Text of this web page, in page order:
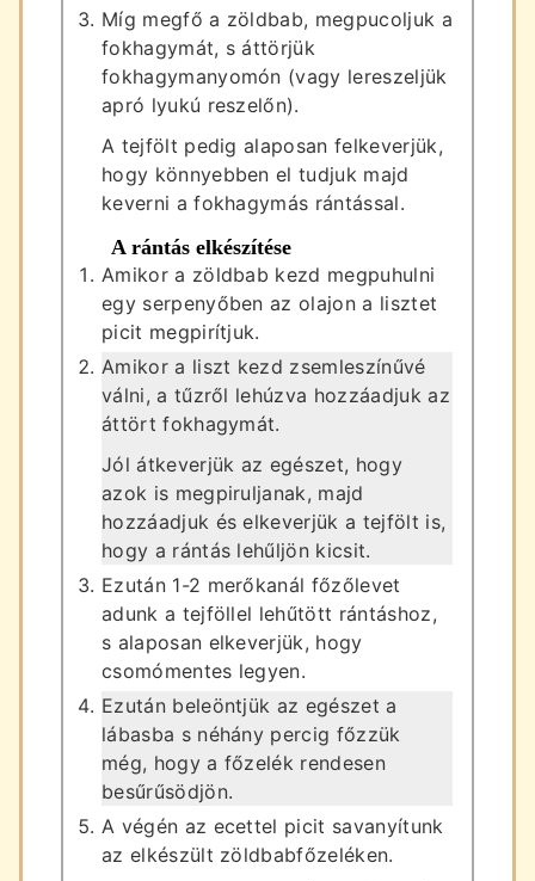
Míg megfő a zöldbab, megpucoljuk a
fokhagymát, s áttörjük
fokhagymanyomón (vagy lereszeljük
apró lyukú reszelőn).
A tejfölt pedig alaposan felkeverjük,
hogy könnyebben el tudjuk majd
keverni a fokhagymás rántással.
A rántás elkészítése
Amikor a zöldbab kezd megpuhulni
egy serpenyőben az olajon a lisztet
picit megpirítjuk.
Amikor a liszt kezd zsemleszínűvé
válni, a tűzről lehúzva hozzáadjuk az
áttört fokhagymát.
Jól átkeverjük az egészet, hogy
azok is megpiruljanak, majd
hozzáadjuk és elkeverjük a tejfölt is,
hogy a rántás lehűljön kicsit.
Ezután 1-2 merőkanál főzőlevet
adunk a tejföllel lehűtött rántáshoz,
s alaposan elkeverjük, hogy
csomómentes legyen.
Ezután beleöntjük az egészet a
lábasba s néhány percig főzzük
még, hogy a főzelék rendesen
besűrűsödjön.
A végén az ecettel picit savanyítunk
az elkészült zöldbabfőzeléken.